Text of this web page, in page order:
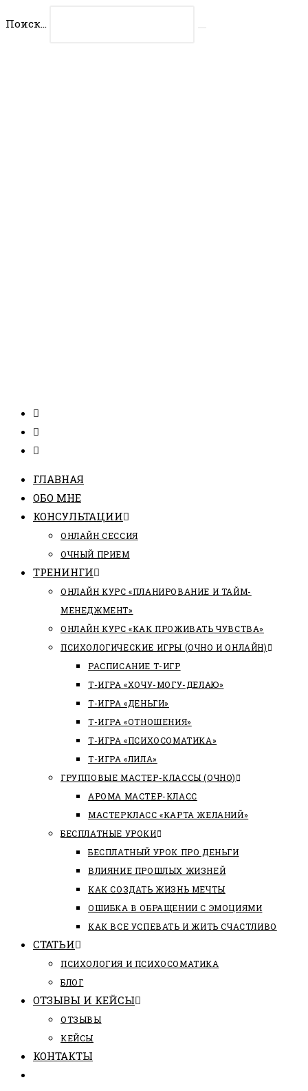
Поиск...
ГЛАВНАЯ
ОБО МНЕ
КОНСУЛЬТАЦИИ
ОНЛАЙН СЕССИЯ
ОЧНЫЙ ПРИЕМ
ТРЕНИНГИ
ОНЛАЙН КУРС «ПЛАНИРОВАНИЕ И ТАЙМ-
МЕНЕДЖМЕНТ»
ОНЛАЙН КУРС «КАК ПРОЖИВАТЬ ЧУВСТВА»
ПСИХОЛОГИЧЕСКИЕ ИГРЫ (ОЧНО И ОНЛАЙН)
РАСПИСАНИЕ Т-ИГР
Т-ИГРА «ХОЧУ-МОГУ-ДЕЛАЮ»
Т-ИГРА «ДЕНЬГИ»
Т-ИГРА «ОТНОШЕНИЯ»
Т-ИГРА «ПСИХОСОМАТИКА»
Т-ИГРА «ЛИЛА»
ГРУППОВЫЕ МАСТЕР-КЛАССЫ (ОЧНО)
АРОМА МАСТЕР-КЛАСС
МАСТЕРКЛАСС «КАРТА ЖЕЛАНИЙ»
БЕСПЛАТНЫЕ УРОКИ
БЕСПЛАТНЫЙ УРОК ПРО ДЕНЬГИ
ВЛИЯНИЕ ПРОШЛЫХ ЖИЗНЕЙ
КАК СОЗДАТЬ ЖИЗНЬ МЕЧТЫ
ОШИБКА В ОБРАЩЕНИИ С ЭМОЦИЯМИ
КАК ВСЕ УСПЕВАТЬ И ЖИТЬ СЧАСТЛИВО
СТАТЬИ
ПCИХОЛОГИЯ И ПСИХОСОМАТИКА
БЛОГ
ОТЗЫВЫ И КЕЙСЫ
ОТЗЫВЫ
КЕЙСЫ
КОНТАКТЫ